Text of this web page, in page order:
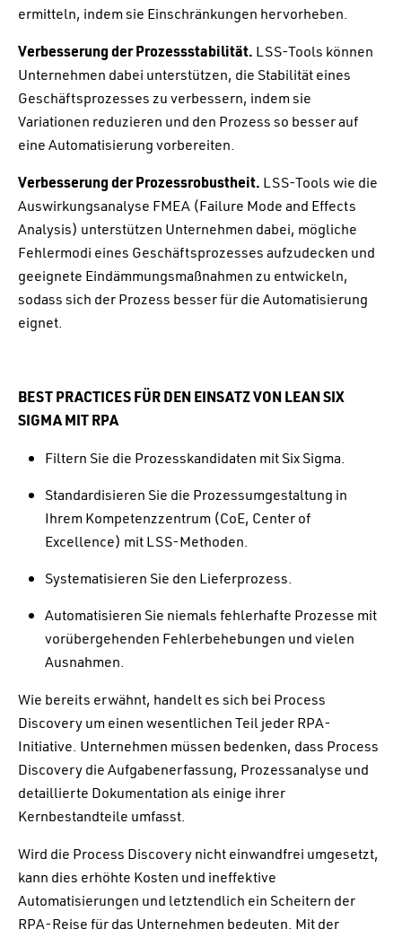
ermitteln, indem sie Einschränkungen hervorheben.
Verbesserung der Prozessstabilität. LSS-Tools können
Unternehmen dabei unterstützen, die Stabilität eines
Geschäftsprozesses zu verbessern, indem sie
Variationen reduzieren und den Prozess so besser auf
eine Automatisierung vorbereiten.
Verbesserung der Prozessrobustheit. LSS-Tools wie die
Auswirkungsanalyse FMEA (Failure Mode and Effects
Analysis) unterstützen Unternehmen dabei, mögliche
Fehlermodi eines Geschäftsprozesses aufzudecken und
geeignete Eindämmungsmaßnahmen zu entwickeln,
sodass sich der Prozess besser für die Automatisierung
eignet.
BEST PRACTICES FÜR DEN EINSATZ VON LEAN SIX
SIGMA MIT RPA
Filtern Sie die Prozesskandidaten mit Six Sigma.
Standardisieren Sie die Prozessumgestaltung in
Ihrem Kompetenzzentrum (CoE, Center of
Excellence) mit LSS-Methoden.
Systematisieren Sie den Lieferprozess.
Automatisieren Sie niemals fehlerhafte Prozesse mit
vorübergehenden Fehlerbehebungen und vielen
Ausnahmen.
Wie bereits erwähnt, handelt es sich bei Process
Discovery um einen wesentlichen Teil jeder RPA-
Initiative. Unternehmen müssen bedenken, dass Process
Discovery die Aufgabenerfassung, Prozessanalyse und
detaillierte Dokumentation als einige ihrer
Kernbestandteile umfasst.
Wird die Process Discovery nicht einwandfrei umgesetzt,
kann dies erhöhte Kosten und ineffektive
Automatisierungen und letztendlich ein Scheitern der
RPA-Reise für das Unternehmen bedeuten. Mit der